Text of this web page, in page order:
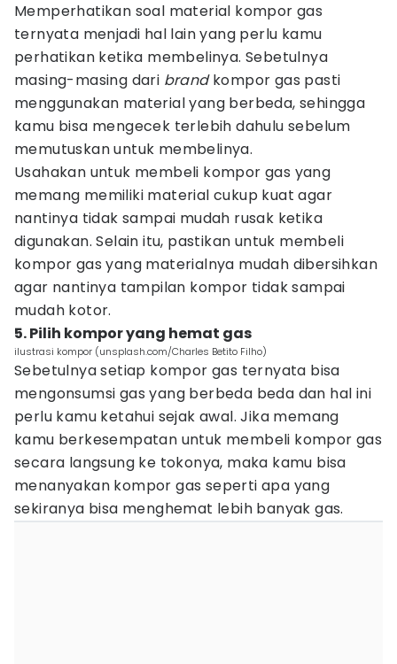
Memperhatikan soal material kompor gas
ternyata menjadi hal lain yang perlu kamu
perhatikan ketika membelinya. Sebetulnya
masing-masing dari brandkompor gas pasti
menggunakan material yang berbeda, sehingga
kamu bisa mengecek terlebih dahulu sebelum
memutuskan untuk membelinya.
Usahakan untuk membeli kompor gas yang
memang memiliki material cukup kuat agar
nantinya tidak sampai mudah rusak ketika
digunakan. Selain itu, pastikan untuk membeli
kompor gas yang materialnya mudah dibersihkan
agar nantinya tampilan kompor tidak sampai
mudah kotor.
5. Pilih kompor yang hemat gas
ilustrasi kompor (unsplash.com/Charles Betito Filho)
Sebetulnya setiap kompor gas ternyata bisa
mengonsumsi gas yang berbeda beda dan hal ini
perlu kamu ketahui sejak awal. Jika memang
kamu berkesempatan untuk membeli kompor gas
secara langsung ke tokonya, maka kamu bisa
menanyakan kompor gas seperti apa yang
sekiranya bisa menghemat lebih banyak gas.